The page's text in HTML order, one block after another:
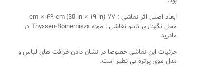
ابعاد اصلی اثر نقاشی : ۷۷ cm × ۴۹ cm (30 in × ۱۹ in)
محل نگهداری تابلو نقاشی : موزه Thyssen-Bornemisza در
مادرید
جزئیات این نقاشی خصوصا در نشان دادن ظرافت های لباس و
مدل موی پرتره بی نظیر است.